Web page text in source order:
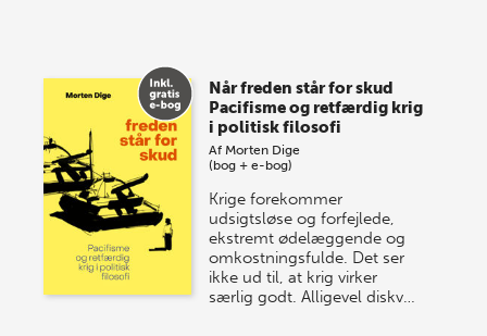
store sommer-lagersalg, så sæt kryds i kalenderen
onsdag den 10. j…
Når freden står for skud
Pacifisme og retfærdig krig
i politisk filosofi
Af Morten Dige
(bog + e-bog)
Krige forekommer
udsigtsløse og forfejlede,
ekstremt ødelæggende og
omkostningsfulde. Det ser
ikke ud til, at krig virker
særlig godt. Alligevel diskv…